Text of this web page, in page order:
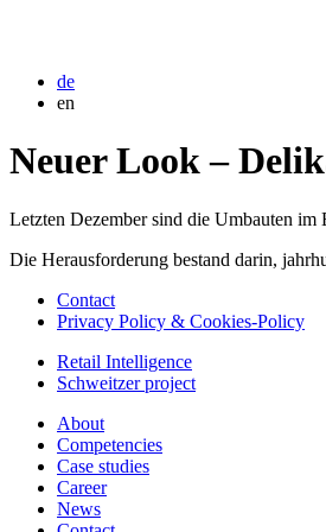
de
en
Neuer Look –
Letzten Dezember sind die Umbauten im
Die Herausforderung bestand darin,
Contact
Privacy Policy & Cookies-Policy
Retail Intelligence
Schweitzer project
About
Competencies
Case studies
Career
News